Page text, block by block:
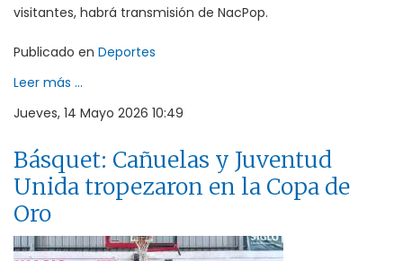
visitantes, habrá transmisión de NacPop.
Publicado en Deportes
Leer más ...
Jueves, 14 Mayo 2026 10:49
Básquet: Cañuelas y Juventud
Unida tropezaron en la Copa de
Oro